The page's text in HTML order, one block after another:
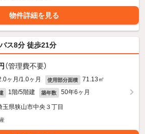
物件詳細を見る
ス8分 徒歩21分
（管理費不要）
ヶ月/1.0ヶ月 使用部分面積 71.13㎡
1階/5階建 築年数 50年6ヶ月
玉県狭山市中央３丁目